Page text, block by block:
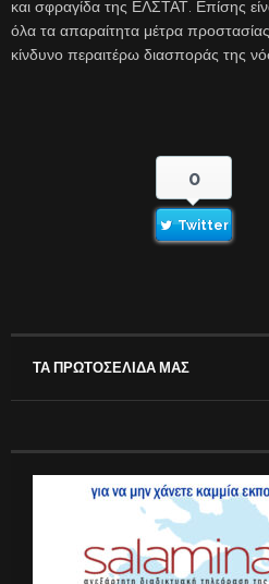
και σφραγίδα της ΕΛΣΤΑΤ. Επίσης
όλα τα απαραίτητα μέτρα
κίνδυνο περαιτέρω διασποράς της
0
Twitter
ΤΑ ΠΡΩΤΟΣΕΛΙΔΑ ΜΑΣ